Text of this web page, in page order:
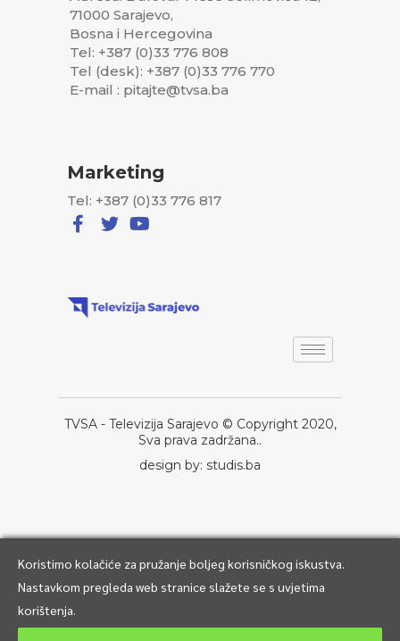
71000 Sarajevo,
Bosna i Hercegovina
Tel: +387 (0)33 776 808
Tel (desk): +387 (0)33 776 770
E-mail : pitajte@tvsa.ba
Marketing
Tel: +387 (0)33 776 817
TVSA - Televizija Sarajevo © Copyright 2020,
Sva prava zadržana..
design by: studis.ba
Koristimo kolačiće za pružanje boljeg korisničkog iskustva.
Nastavkom pregleda web stranice slažete se s uvjetima
korištenja.